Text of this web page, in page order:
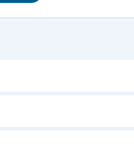
мозга и зрения